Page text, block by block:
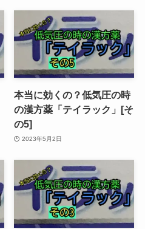
本当に効くの？低気圧の時
の漢方薬「テイラック」[そ
の5]
2023年5月2日